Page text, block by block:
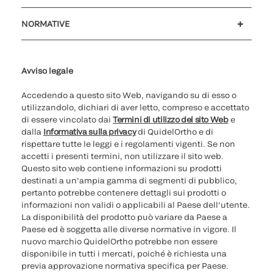
NORMATIVE
Avviso legale
Accedendo a questo sito Web, navigando su di esso o
utilizzandolo, dichiari di aver letto, compreso e accettato
di essere vincolato dai Termini di utilizzo del sito Webe
dalla Informativa sulla privacydi QuidelOrtho e di
rispettare tutte le leggi e i regolamenti vigenti. Se non
accetti i presenti termini, non utilizzare il sito web.
Questo sito web contiene informazioni su prodotti
destinati a un'ampia gamma di segmenti di pubblico,
pertanto potrebbe contenere dettagli sui prodotti o
informazioni non validi o applicabili al Paese dell'utente.
La disponibilità del prodotto può variare da Paese a
Paese ed è soggetta alle diverse normative in vigore. Il
nuovo marchio QuidelOrtho potrebbe non essere
disponibile in tutti i mercati, poiché è richiesta una
previa approvazione normativa specifica per Paese.